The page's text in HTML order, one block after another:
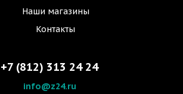
Наши магазины
Контакты
+7 (812) 313 24 24
info@z24.ru